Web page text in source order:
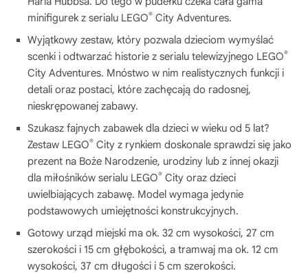
minifigurek z serialu LEGO® City Adventures.
Wyjątkowy zestaw, który pozwala dzieciom wymyślać
scenki i odtwarzać historie z serialu telewizyjnego LEGO®
City Adventures. Mnóstwo w nim realistycznych funkcji i
detali oraz postaci, które zachęcają do radosnej,
nieskrępowanej zabawy.
Szukasz fajnych zabawek dla dzieci w wieku od 5 lat?
Zestaw LEGO® City z rynkiem doskonale sprawdzi się jako
prezent na Boże Narodzenie, urodziny lub z innej okazji
dla miłośników serialu LEGO® City oraz dzieci
uwielbiających zabawę. Model wymaga jedynie
podstawowych umiejętności konstrukcyjnych.
Gotowy urząd miejski ma ok. 32 cm wysokości, 27 cm
szerokości i 15 cm głębokości, a tramwaj ma ok. 12 cm
wysokości, 37 cm długości i 5 cm szerokości.